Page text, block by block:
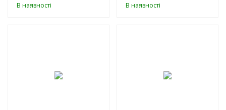
В наявності В наявності